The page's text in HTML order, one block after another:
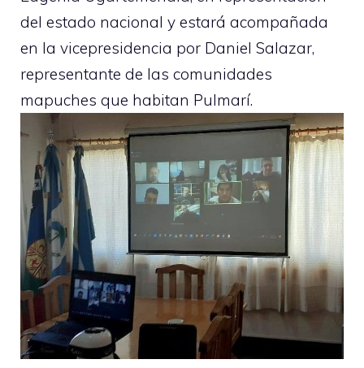
del estado nacional y estará acompañada
en la vicepresidencia por Daniel Salazar,
representante de las comunidades
mapuches que habitan Pulmarí.